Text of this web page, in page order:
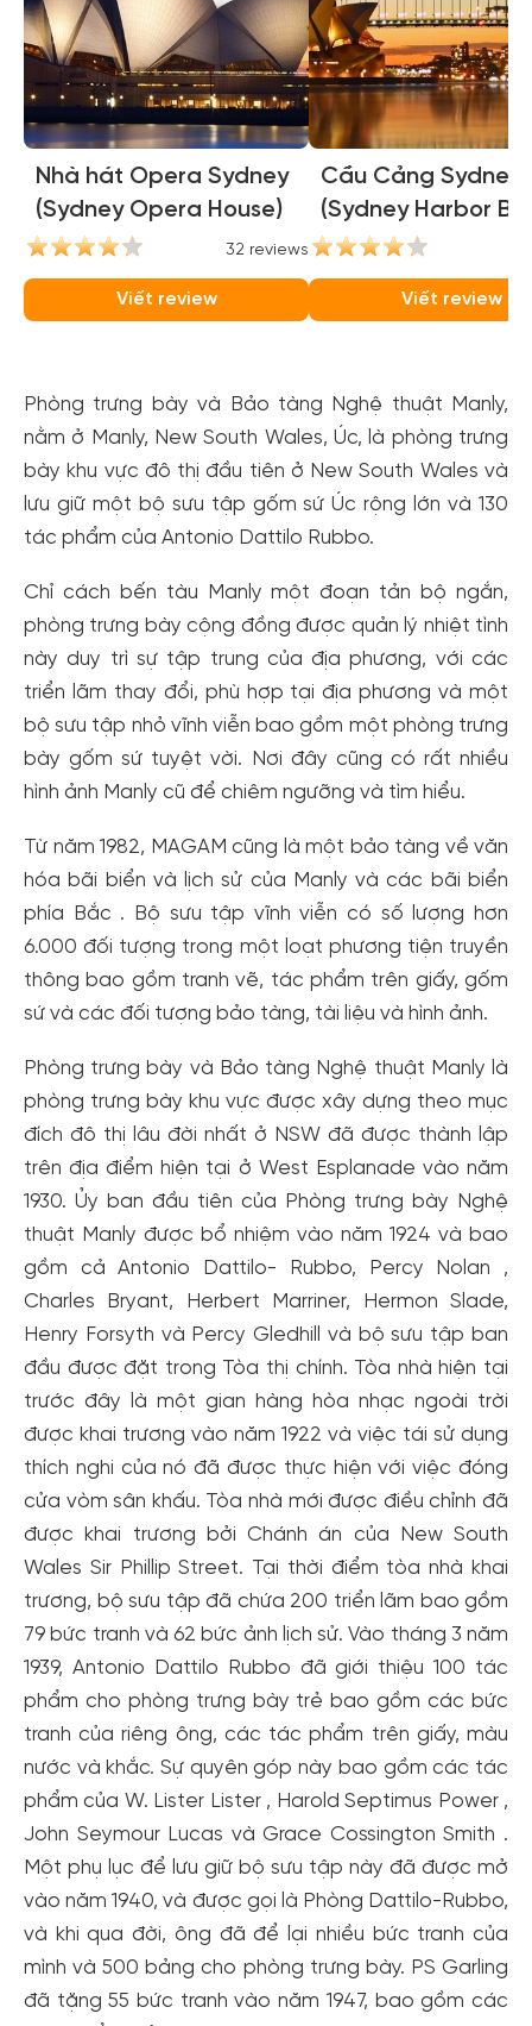
Nhà hát Opera Sydney
(Sydney Opera House)
32 reviews
Viết review
Cầu Cảng Sydney
(Sydney Harbor
Viết review
Phòng trưng bày và Bảo tàng Nghệ thuật Manly,
nằm ở Manly, New South Wales, Úc, là phòng trưng
bày khu vực đô thị đầu tiên ở New South Wales và
lưu giữ một bộ sưu tập gốm sứ Úc rộng lớn và 130
tác phẩm của Antonio Dattilo Rubbo.
Chỉ cách bến tàu Manly một đoạn tản bộ ngắn,
phòng trưng bày cộng đồng được quản lý nhiệt tình
này duy trì sự tập trung của địa phương, với các
triển lãm thay đổi, phù hợp tại địa phương và một
bộ sưu tập nhỏ vĩnh viễn bao gồm một phòng trưng
bày gốm sứ tuyệt vời. Nơi đây cũng có rất nhiều
hình ảnh Manly cũ để chiêm ngưỡng và tìm hiểu.
Từ năm 1982, MAGAM cũng là một bảo tàng về văn
hóa bãi biển và lịch sử của Manly và các bãi biển
phía Bắc . Bộ sưu tập vĩnh viễn có số lượng hơn
6.000 đối tượng trong một loạt phương tiện truyền
thông bao gồm tranh vẽ, tác phẩm trên giấy, gốm
sứ và các đối tượng bảo tàng, tài liệu và hình ảnh.
Phòng trưng bày và Bảo tàng Nghệ thuật Manly là
phòng trưng bày khu vực được xây dựng theo mục
đích đô thị lâu đời nhất ở NSW đã được thành lập
trên địa điểm hiện tại ở West Esplanade vào năm
1930. Ủy ban đầu tiên của Phòng trưng bày Nghệ
thuật Manly được bổ nhiệm vào năm 1924 và bao
gồm cả Antonio Dattilo- Rubbo, Percy Nolan ,
Charles Bryant, Herbert Marriner, Hermon Slade,
Henry Forsyth và Percy Gledhill và bộ sưu tập ban
đầu được đặt trong Tòa thị chính. Tòa nhà hiện tại
trước đây là một gian hàng hòa nhạc ngoài trời
được khai trương vào năm 1922 và việc tái sử dụng
thích nghi của nó đã được thực hiện với việc đóng
cửa vòm sân khấu. Tòa nhà mới được điều chỉnh đã
được khai trương bởi Chánh án của New South
Wales Sir Phillip Street. Tại thời điểm tòa nhà khai
trương, bộ sưu tập đã chứa 200 triển lãm bao gồm
79 bức tranh và 62 bức ảnh lịch sử. Vào tháng 3 năm
1939, Antonio Dattilo Rubbo đã giới thiệu 100 tác
phẩm cho phòng trưng bày trẻ bao gồm các bức
tranh của riêng ông, các tác phẩm trên giấy, màu
nước và khắc. Sự quyên góp này bao gồm các tác
phẩm của W. Lister Lister , Harold Septimus Power ,
John Seymour Lucas và Grace Cossington Smith .
Một phụ lục để lưu giữ bộ sưu tập này đã được mở
vào năm 1940, và được gọi là Phòng Dattilo-Rubbo,
và khi qua đời, ông đã để lại nhiều bức tranh của
mình và 500 bảng cho phòng trưng bày. PS Garling
đã tặng 55 bức tranh vào năm 1947, bao gồm các
Tạo tài khoản nhanh - nhận nhiều ưu